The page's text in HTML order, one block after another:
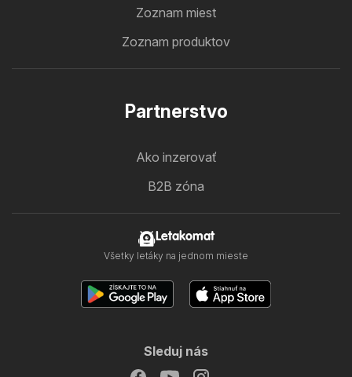
Zoznam miest
Zoznam produktov
Partnerstvo
Ako inzerovať
B2B zóna
Letakomat
Všetky letáky na jednom mieste
Sleduj nás